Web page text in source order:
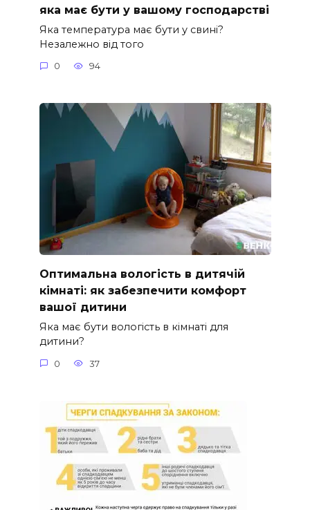
яка має бути у вашому господарстві
Яка температура має бути у свині?
Незалежно від того
0 94
Оптимальна вологість в дитячій
кімнаті: як забезпечити комфорт
вашої дитини
Яка має бути вологість в кімнаті для
дитини?
0 37